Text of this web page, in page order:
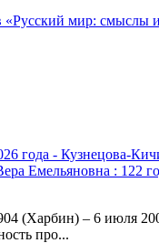
мир: смыслы и
года - Кузнецова-
Емельяновна : 122
(Харбин) – 6 июля
про...